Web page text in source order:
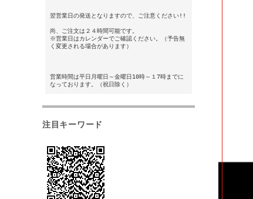
翌営業日の発送となりますので、ご注意ください!!
尚、ご注文は２４時間可能です。
※営業日はカレンダーでご確認ください。（予告無
く変更される場合があります）
営業時間は平日月曜日～金曜日10時～１7時までに
なっております。（祝日除く）
注目キーワード